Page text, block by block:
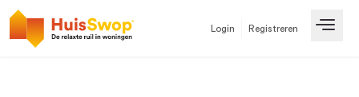
Login Registreren